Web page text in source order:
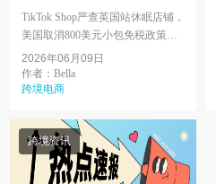
TikTok Shop严查英国站休眠店铺，
美国取消800美元小包免税政策，
亚马逊关闭“联系买家”功能，
TikTok Shop美区2026销售额反超
Target，Wildber...
2026年06月09日
作者：Bella
跨境电商
跨境资讯